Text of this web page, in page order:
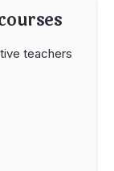
teachers